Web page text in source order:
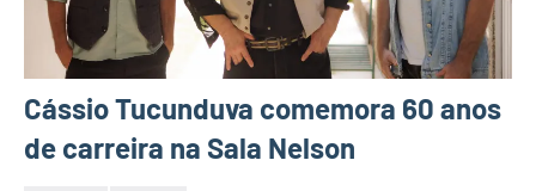
Cássio Tucunduva comemora 60 anos
de carreira na Sala Nelson